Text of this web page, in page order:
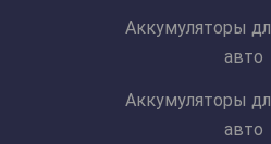
Аккумуляторы
авто
Аккумуляторы
авто